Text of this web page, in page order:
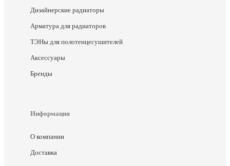
Дизайнерские радиаторы
Арматура для радиаторов
ТЭНы для полотенцесушителей
Аксессуары
Бренды
Информация
О компании
Доставка